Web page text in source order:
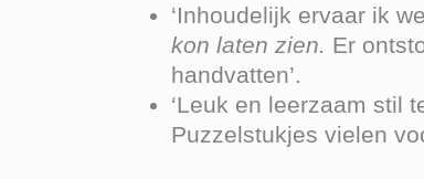
‘Inhoudelijk ervaar ik
kon laten zien. Er
handvatten’.
‘Leuk en leerzaam stil
Puzzelstukjes vielen